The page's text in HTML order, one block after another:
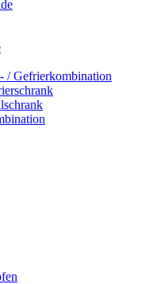
/ Gefrierkombination